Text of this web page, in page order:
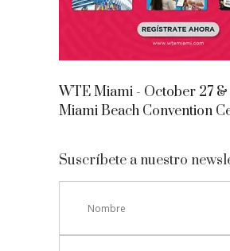
WTE Miami - October 27
Miami Beach Convention
Suscríbete a nuestro